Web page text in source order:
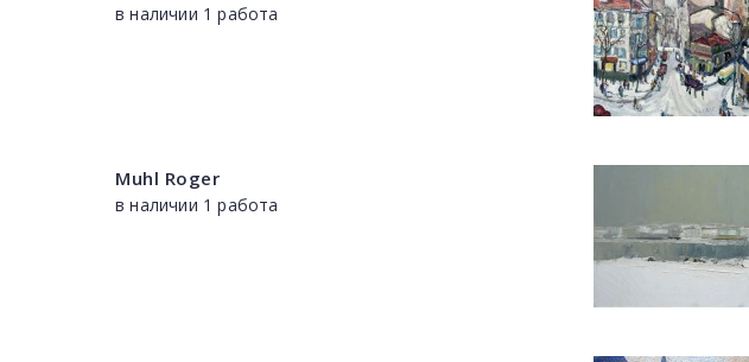
в наличии 1 работа
Muhl Roger
в наличии 1 работа